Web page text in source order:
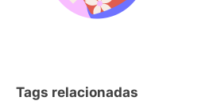
Tags relacionadas